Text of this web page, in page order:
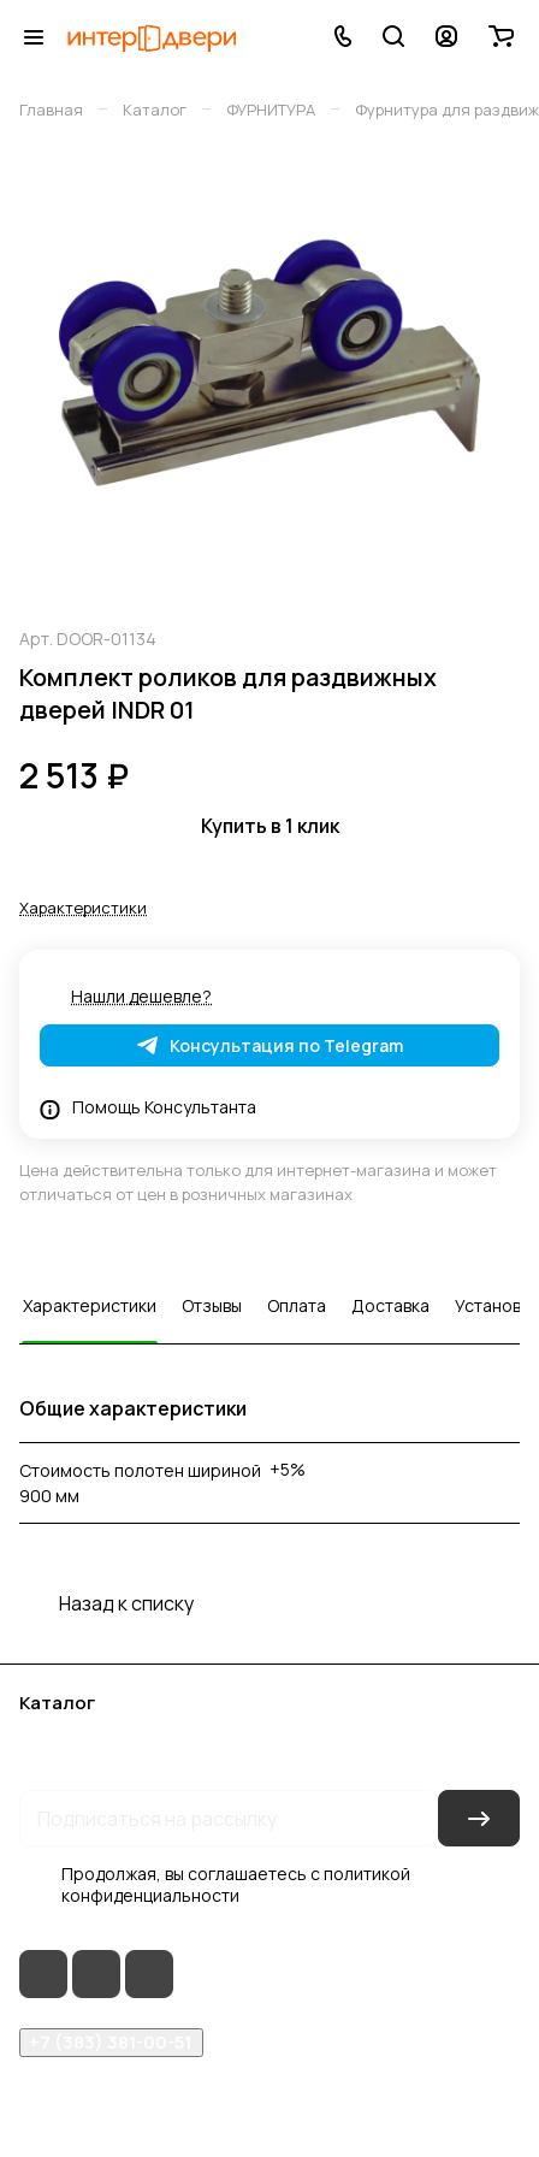
Главная – Каталог – ФУРНИТУРА – Фурнитура для
Арт. DOOR-01134
Комплект роликов для раздвижных
дверей INDR 01
2 513 ₽
Купить в 1 клик
Характеристики
Нашли дешевле?
Консультация по Telegram
Помощь Консультанта
Цена действительна только для интернет-магазина и может
отличаться от цен в розничных магазинах
Характеристики Отзывы Оплата Доставка Установка
Общие характеристики
Стоимость полотен шириной
900 мм
+5%
Назад к списку
Каталог
Продолжая, вы соглашаетесь сполитикой
конфиденциальности